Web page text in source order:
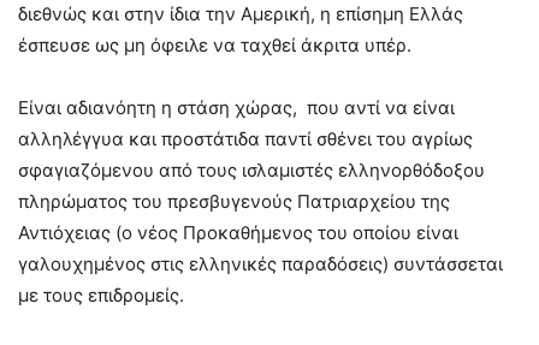
διεθνώς και στην ίδια την Αμερική, η επίσημη Ελλάς
έσπευσε ως μη όφειλε να ταχθεί άκριτα υπέρ.
Είναι αδιανόητη η στάση χώρας, που αντί να είναι
αλληλέγγυα και προστάτιδα παντί σθένει του αγρίως
σφαγιαζόμενου από τους ισλαμιστές ελληνορθόδοξου
πληρώματος του πρεσβυγενούς Πατριαρχείου της
Αντιόχειας (ο νέος Προκαθήμενος του οποίου είναι
γαλουχημένος στις ελληνικές παραδόσεις) συντάσσεται
με τους επιδρομείς.